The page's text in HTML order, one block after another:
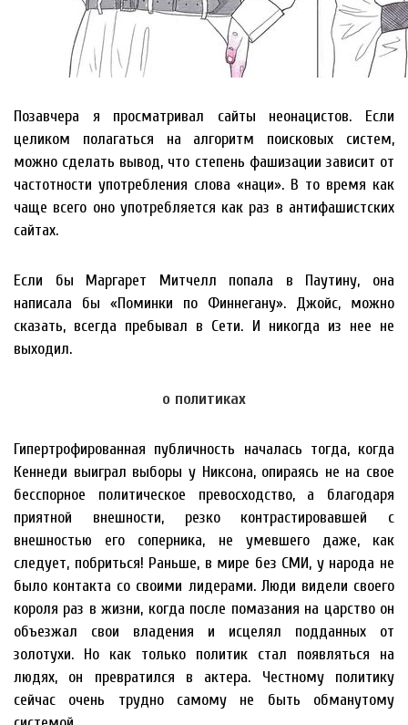
Позавчера я просматривал сайты неонацистов. Если
целиком полагаться на алгоритм поисковых систем,
можно сделать вывод, что степень фашизации зависит от
частотности употребления слова «наци». В то время как
чаще всего оно употребляется как раз в антифашистских
сайтах.
Если бы Маргарет Митчелл попала в Паутину, она
написала бы «Поминки по Финнегану». Джойс, можно
сказать, всегда пребывал в Сети. И никогда из нее не
выходил.
о политиках
Гипертрофированная публичность началась тогда, когда
Кеннеди выиграл выборы у Никсона, опираясь не на свое
бесспорное политическое превосходство, а благодаря
приятной внешности, резко контрастировавшей с
внешностью его соперника, не умевшего даже, как
следует, побриться! Раньше, в мире без СМИ, у народа не
было контакта со своими лидерами. Люди видели своего
короля раз в жизни, когда после помазания на царство он
объезжал свои владения и исцелял подданных от
золотухи. Но как только политик стал появляться на
людях, он превратился в актера. Честному политику
сейчас очень трудно самому не быть обманутому